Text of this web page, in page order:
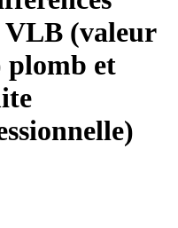
VLB (valeur
et